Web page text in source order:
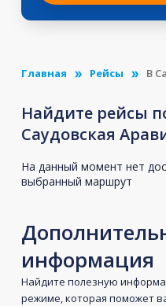
Главная Рейсы В
Найдите рейсы
Саудовская
На данный момент нет
выбранный маршрут
информация
Найдите полезную
режиме, которая поможет